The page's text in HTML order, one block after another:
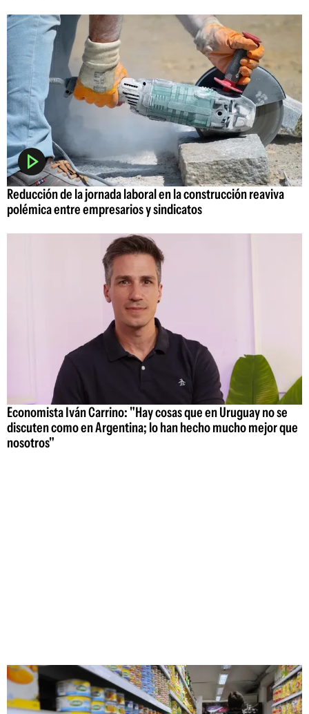
Reducción de la jornada laboral en la construcción reaviva
polémica entre empresarios y sindicatos
Economista Iván Carrino: "Hay cosas que en Uruguay no se
discuten como en Argentina; lo han hecho mucho mejor que
nosotros"